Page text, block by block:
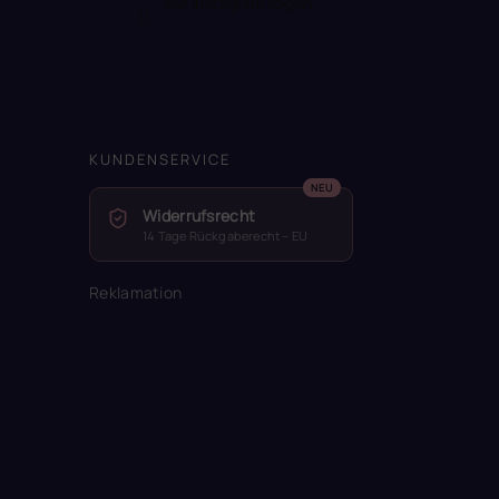
KUNDENSERVICE
Widerrufsrecht
14 Tage Rückgaberecht – EU
Reklamation